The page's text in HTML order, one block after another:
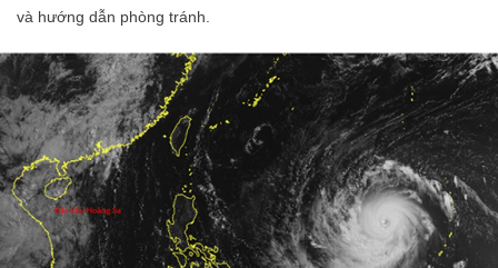
và hướng dẫn phòng tránh.